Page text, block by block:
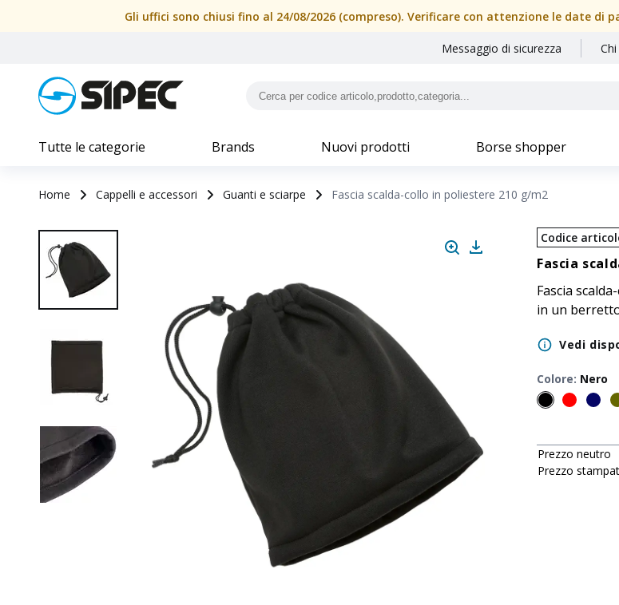
Gli uffici sono chiusi fino al 24/08/2026 (compreso). Verificare con attenzione le date
Messaggio di sicurezza
Tutte le categorie Brands Nuovi prodotti Borse shopper
Home Cappelli e accessori Guanti e sciarpe Fascia scalda-collo in poliestere 210 g/m2
Codice
Fascia
Fascia
in un
Vedi
Colore: Nero
Prezzo neutro
Prezzo